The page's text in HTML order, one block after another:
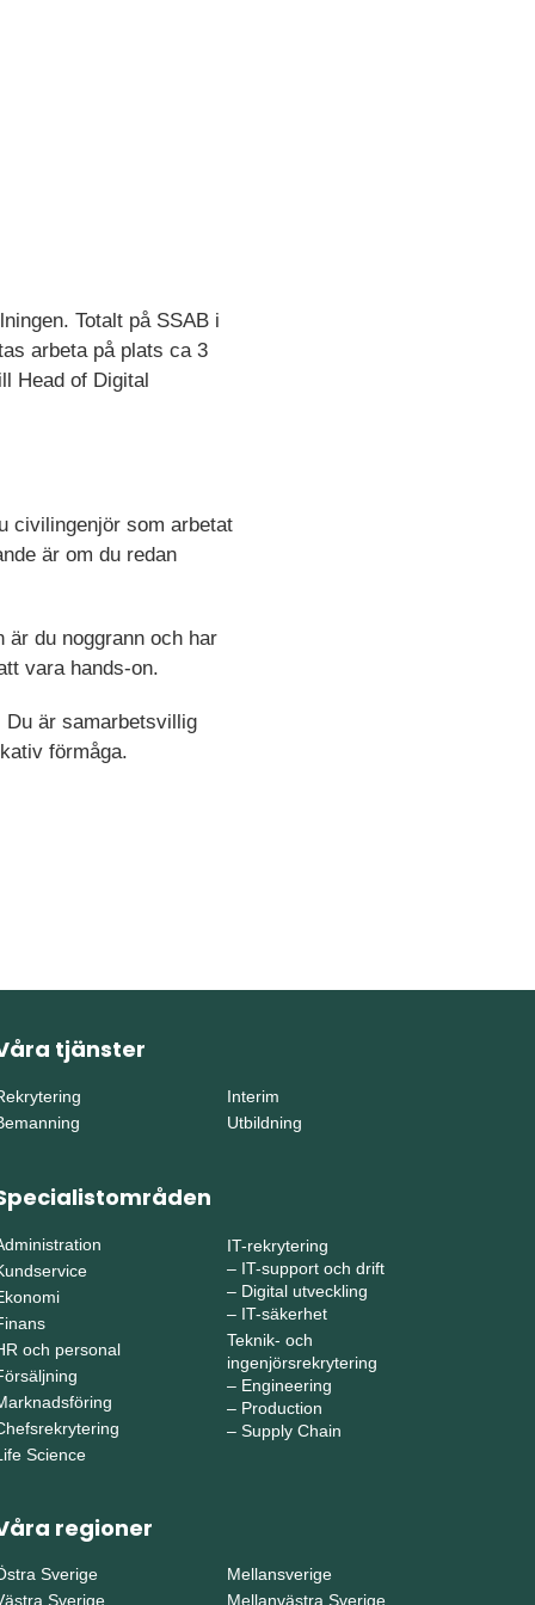
Totalt på SSAB i
arbeta på plats ca 3
Head of Digital
civilingenjör som arbetat
är om du redan
är du noggrann och har
vara hands-on.
är samarbetsvillig
förmåga.
tjänster
Interim
Utbildning
och personal
Science
IT-rekrytering
– IT-support och drift
– Digital utveckling
– IT-säkerhet
Teknik- och
ingenjörsrekrytering
– Engineering
– Production
– Supply Chain
regioner
Sverige
Sverige
Mellansverige
Mellanvästra Sverige